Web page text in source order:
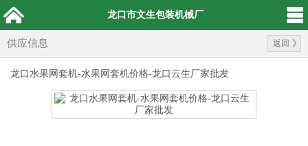
龙口市文生包装机械厂
供应信息 返回
龙口水果网套机-水果网套机价格-龙口云生厂家批发